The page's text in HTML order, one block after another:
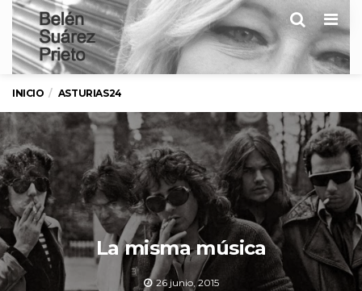
INICIO ASTURIAS24
La misma música
26 junio, 2015